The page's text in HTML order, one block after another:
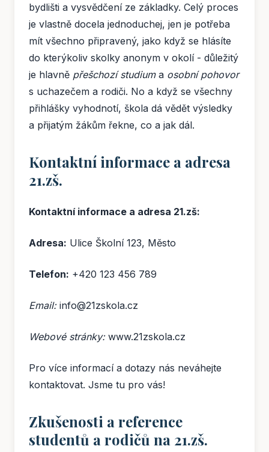
bydlišti a vysvědčení ze základky. Celý proces
je vlastně docela jednoduchej, jen je potřeba
mít všechno připravený, jako když se hlásíte
do kterýkoliv skolky anonym v okolí - důležitý
je hlavně přešchozí studiuma osobní pohovor
s uchazečem a rodiči. No a když se všechny
přihlášky vyhodnotí, škola dá vědět výsledky
a přijatým žákům řekne, co a jak dál.
Kontaktní informace a adresa
21.zš.
Kontaktní informace a adresa 21.zš:
Adresa: Ulice Školní 123, Město
Telefon: +420 123 456 789
Email:info@21zskola.cz
Webové stránky:www.21zskola.cz
Pro více informací a dotazy nás neváhejte
kontaktovat. Jsme tu pro vás!
Zkušenosti a reference
studentů a rodičů na 21.zš.